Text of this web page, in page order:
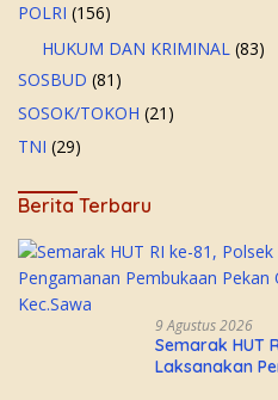
POLRI (156)
HUKUM DAN KRIMINAL (83)
SOSBUD (81)
SOSOK/TOKOH (21)
TNI (29)
Berita Terbaru
9 Agustus 2026
Semarak HUT
Laksanakan